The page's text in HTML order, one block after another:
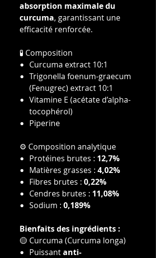
absorption maximale du
curcuma, garantissant une
efficacité renforcée.
🧪 Composition
Curcuma extract 10:1
Trigonella foenum-graecum
(Fenugrec) extract 10:1
Vitamine E (acétate d’alpha-
tocophérol)
Piperine
⚙️ Composition analytique
Protéines brutes : 12,7%
Matières grasses : 4,02%
Fibres brutes : 0,22%
Cendres brutes : 11,08%
Sodium : 0,189%
Bienfaits des ingrédients :
🟡 Curcuma (Curcuma longa)
Puissantanti-